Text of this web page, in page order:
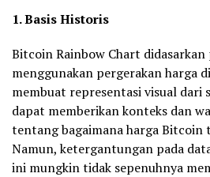
1. Basis Historis
Bitcoin Rainbow Chart didasarkan
menggunakan pergerakan harga
membuat representasi visual dari
dapat memberikan konteks dan
tentang bagaimana harga Bitcoin
Namun, ketergantungan pada
ini mungkin tidak sepenuhnya